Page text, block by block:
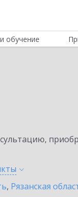
обучение
, Рязанская